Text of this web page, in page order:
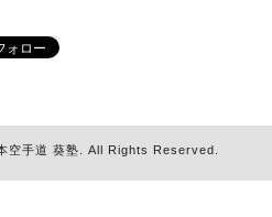
空手道 葵塾 . All Rights Reserved.